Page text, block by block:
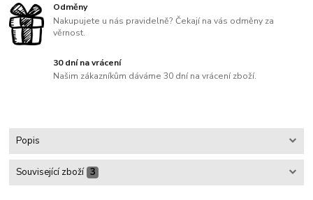
Odměny
Nakupujete u nás pravidelně? Čekají na vás odměny za
věrnost.
30 dní na vrácení
Našim zákazníkům dáváme 30 dní na vrácení zboží.
Popis
Související zboží 3